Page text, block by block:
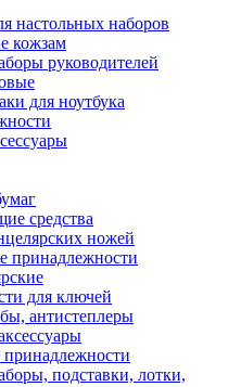
настольных наборов
кожзам
руководителей
для ноутбука
средства
ножей
принадлежности
для ключей
антистеплеры
подставки, лотки,